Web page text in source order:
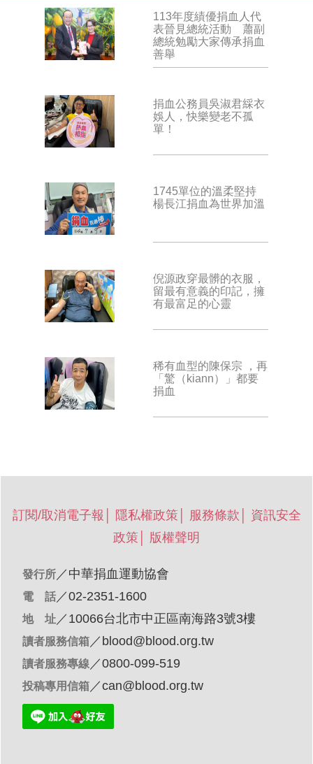
113年度績優捐血人代
表晉見總統活動 蕭副
總統勉勵大家傳承捐血
善舉
捐血公務員吳淑君綵衣
娛人，快樂變老不孤
單！
1745單位的溫柔堅持
楊長江捐血為世界加溫
倪源政穿最髒的衣服，
留最有意義的印記，擁
有最富足的心靈
稀有血型的陳保宗 ，再
「驚（kiann）」都要
捐血
訂閱/取消電子報 隱私權政策 服務條款
資訊安全
政策
版權聲明
發行所／ 中華捐血運動協會
電 話／02-2351-1600
地 址／10066台北市中正區南海路3號3樓
讀者服務信箱／ blood@blood.org.tw
讀者服務專線 ／0800-099-519
投稿專用信箱／can@blood.org.tw